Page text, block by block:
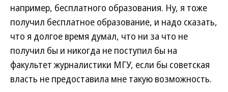
например, бесплатного образования. Ну, я тоже
получил бесплатное образование, и надо сказать,
что я долгое время думал, что ни за что не
получил бы и никогда не поступил бы на
факультет журналистики МГУ, если бы советская
власть не предоставила мне такую возможность.